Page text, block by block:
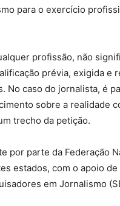
para o exercício
profissão, não
prévia, exigida e
No caso do jornalista, é
sobre a realidade
trecho da petição.
por parte da Federação
estados, com o apoio
em Jornalismo